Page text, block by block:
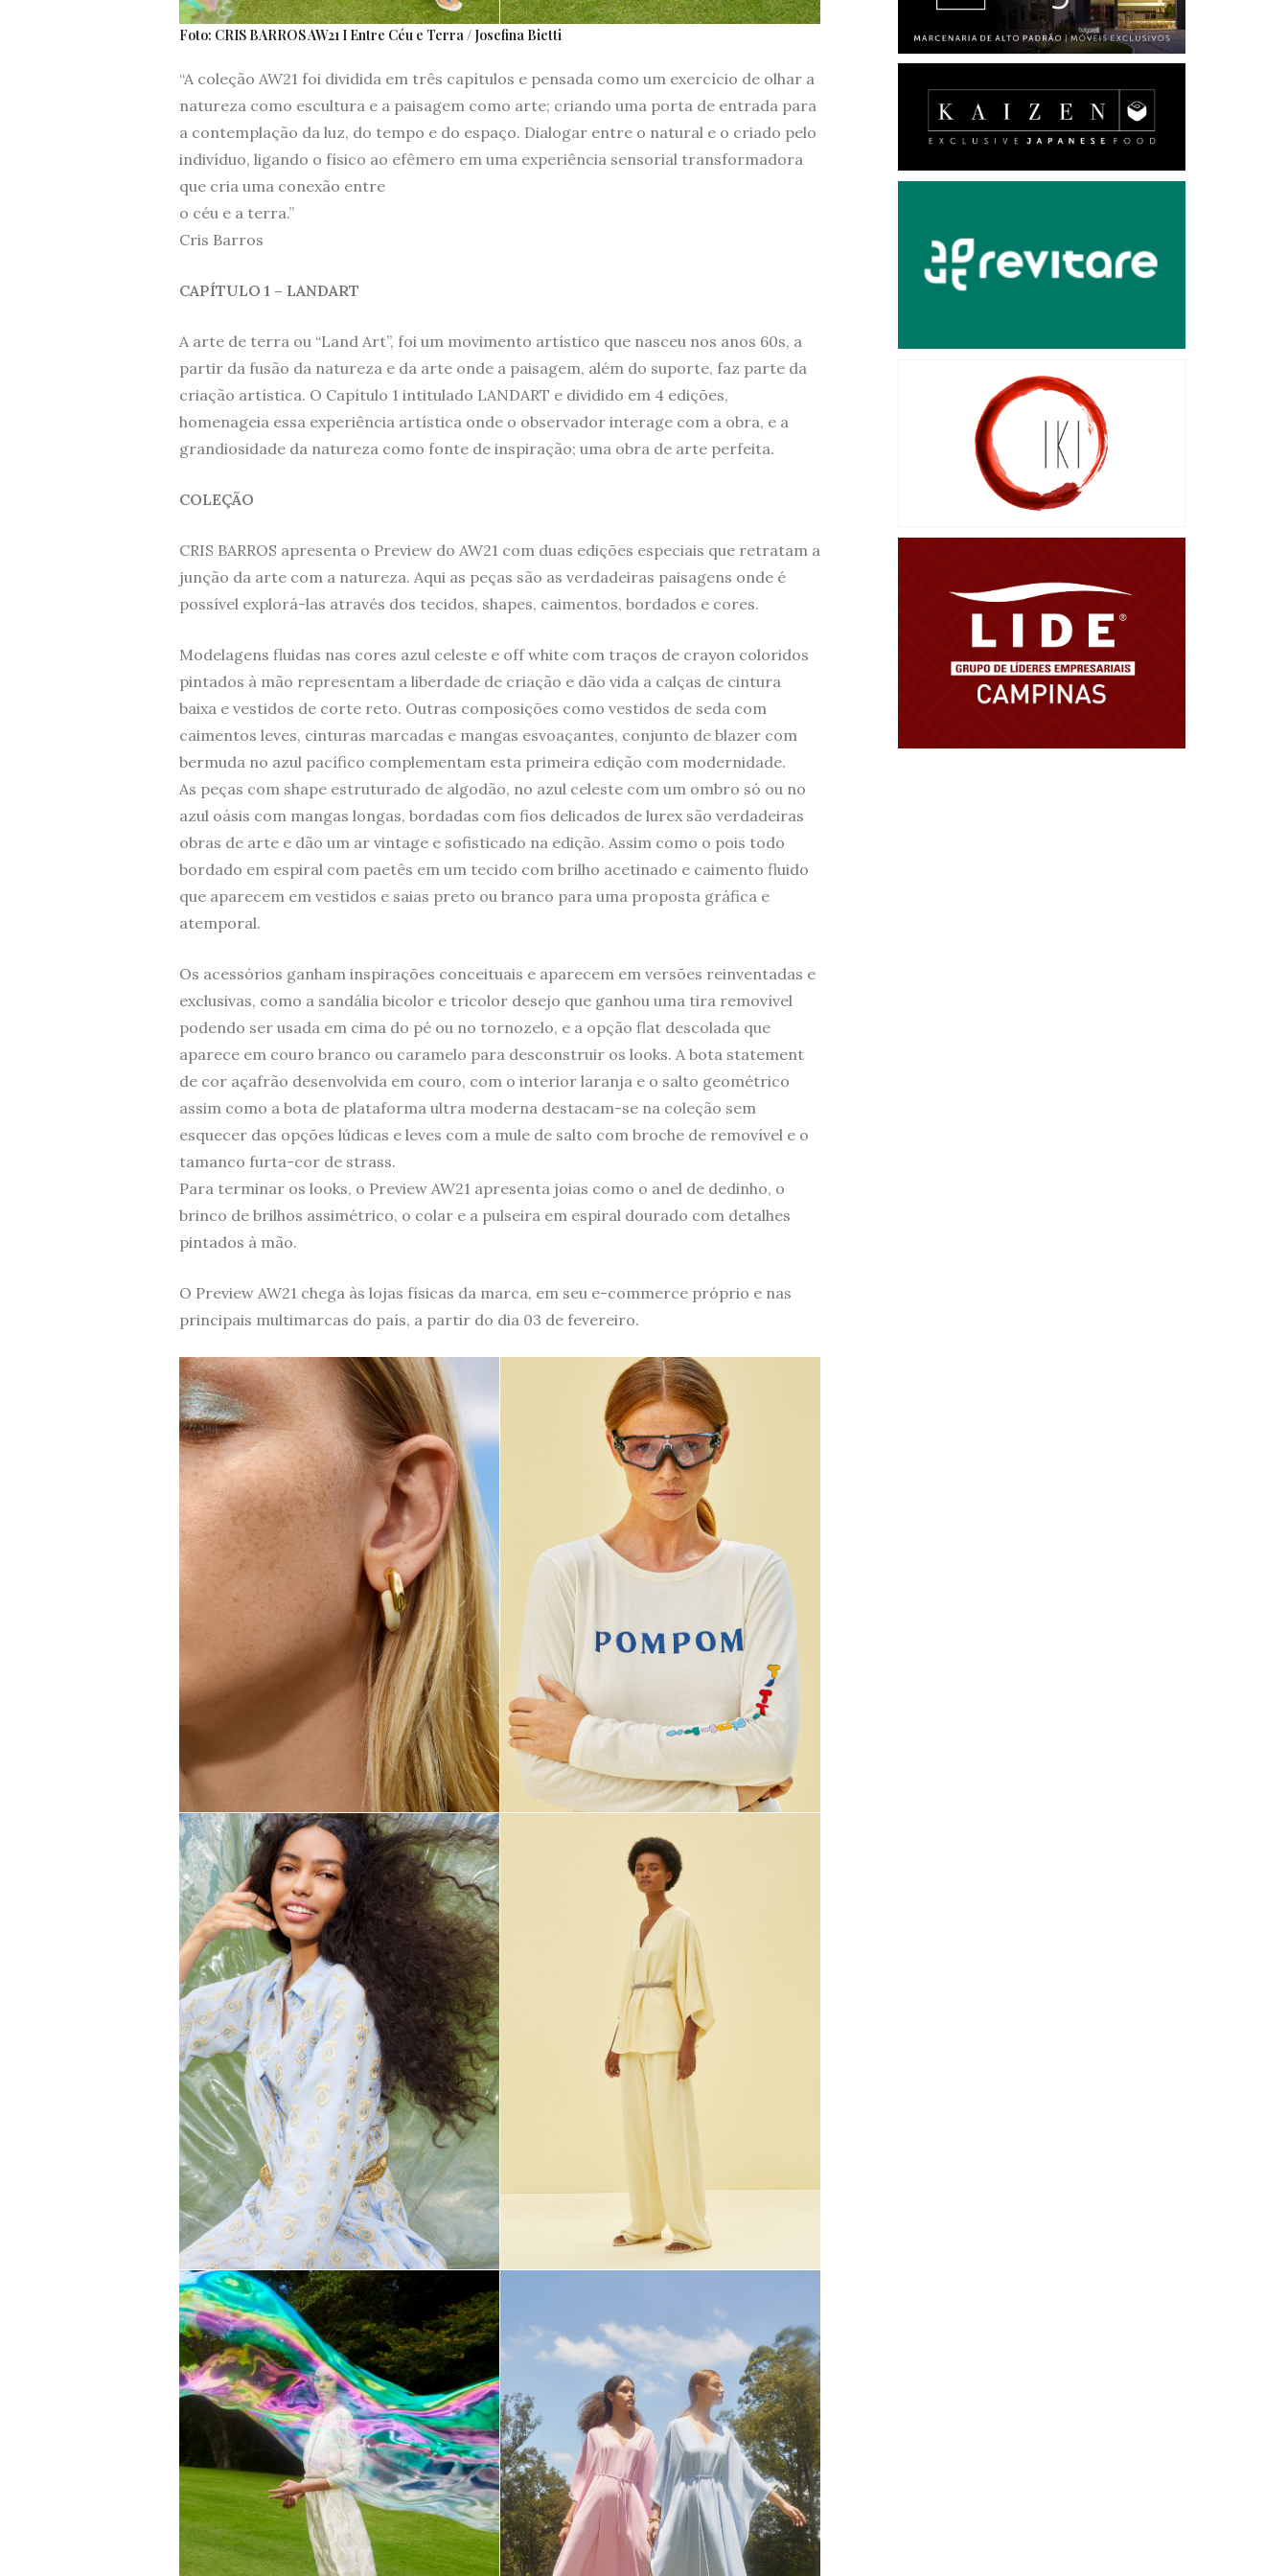
Foto: CRIS BARROS AW21 I Entre Céu e Terra / Josefina Bietti
“A coleção AW21 foi dividida em três capítulos e pensada como um exercício de olhar a
natureza como escultura e a paisagem como arte; criando uma porta de entrada para
a contemplação da luz, do tempo e do espaço. Dialogar entre o natural e o criado pelo
indivíduo, ligando o físico ao efêmero em uma experiência sensorial transformadora
que cria uma conexão entre
o céu e a terra.”
Cris Barros
CAPÍTULO 1 – LANDART
A arte de terra ou “Land Art”, foi um movimento artístico que nasceu nos anos 60s, a
partir da fusão da natureza e da arte onde a paisagem, além do suporte, faz parte da
criação artística. O Capítulo 1 intitulado LANDART e dividido em 4 edições,
homenageia essa experiência artística onde o observador interage com a obra, e a
grandiosidade da natureza como fonte de inspiração; uma obra de arte perfeita.
COLEÇÃO
CRIS BARROS apresenta o Preview do AW21 com duas edições especiais que retratam a
junção da arte com a natureza. Aqui as peças são as verdadeiras paisagens onde é
possível explorá-las através dos tecidos, shapes, caimentos, bordados e cores.
Modelagens fluidas nas cores azul celeste e off white com traços de crayon coloridos
pintados à mão representam a liberdade de criação e dão vida a calças de cintura
baixa e vestidos de corte reto. Outras composições como vestidos de seda com
caimentos leves, cinturas marcadas e mangas esvoaçantes, conjunto de blazer com
bermuda no azul pacífico complementam esta primeira edição com modernidade.
As peças com shape estruturado de algodão, no azul celeste com um ombro só ou no
azul oásis com mangas longas, bordadas com fios delicados de lurex são verdadeiras
obras de arte e dão um ar vintage e sofisticado na edição. Assim como o pois todo
bordado em espiral com paetês em um tecido com brilho acetinado e caimento fluido
que aparecem em vestidos e saias preto ou branco para uma proposta gráfica e
atemporal.
Os acessórios ganham inspirações conceituais e aparecem em versões reinventadas e
exclusivas, como a sandália bicolor e tricolor desejo que ganhou uma tira removível
podendo ser usada em cima do pé ou no tornozelo, e a opção flat descolada que
aparece em couro branco ou caramelo para desconstruir os looks. A bota statement
de cor açafrão desenvolvida em couro, com o interior laranja e o salto geométrico
assim como a bota de plataforma ultra moderna destacam-se na coleção sem
esquecer das opções lúdicas e leves com a mule de salto com broche de removível e o
tamanco furta-cor de strass.
Para terminar os looks, o Preview AW21 apresenta joias como o anel de dedinho, o
brinco de brilhos assimétrico, o colar e a pulseira em espiral dourado com detalhes
pintados à mão.
O Preview AW21 chega às lojas físicas da marca, em seu e-commerce próprio e nas
principais multimarcas do país, a partir do dia 03 de fevereiro.